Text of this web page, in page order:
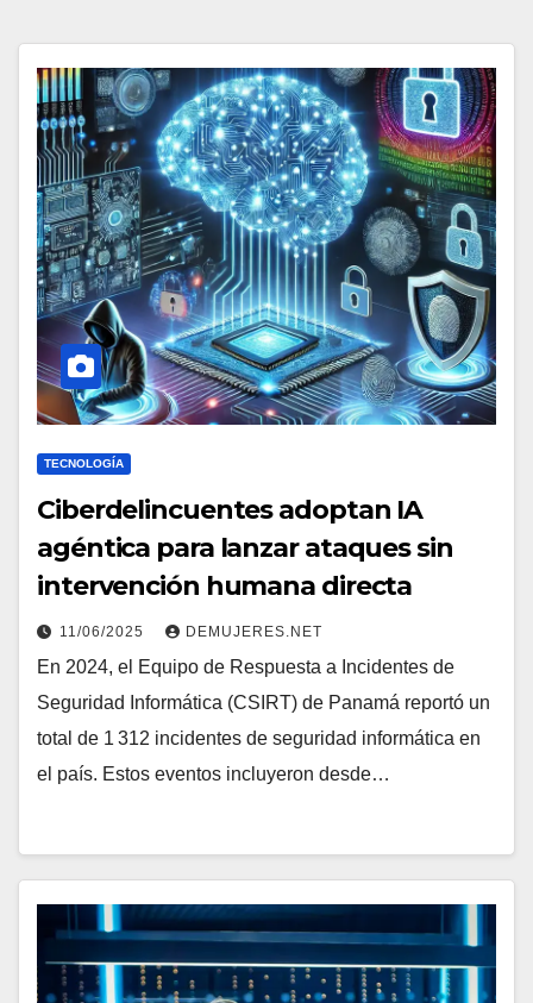
TECNOLOGÍA
Ciberdelincuentes adoptan IA
agéntica para lanzar ataques sin
intervención humana directa
11/06/2025 DEMUJERES.NET
En 2024, el Equipo de Respuesta a Incidentes de
Seguridad Informática (CSIRT) de Panamá reportó un
total de 1 312 incidentes de seguridad informática en
el país. Estos eventos incluyeron desde…